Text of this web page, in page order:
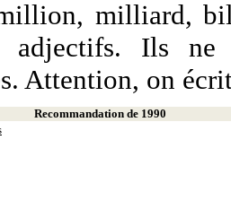
milliard,
adjectifs. Ils ne
Attention, on
Recommandation de 1990